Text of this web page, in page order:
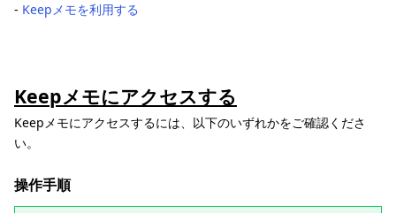
‐ Keepメモを利用する
Keepメモにアクセスする
Keepメモにアクセスするには、以下のいずれかをご確認くださ
い。
操作手順